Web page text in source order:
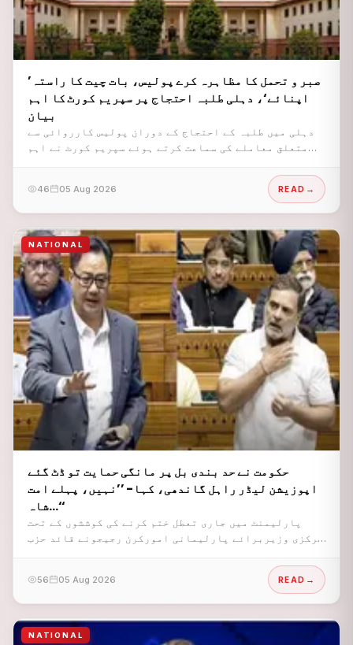
’صبر و تحمل کا مظاہرہ کرے پولیس، بات چیت کا راستہ
اپنائے‘، دہلی طلبہ احتجاج پر سپریم کورٹ کا اہم
بیان
دہلی میں طلبہ کے احتجاج کے دوران پولیس کارروائی سے
متعلق معاملے کی سماعت کرتے ہوئے سپریم کورٹ نے اہم
46 05 Aug 2026 READ
NATIONAL
حکومت نے حد بندی بل پر مانگی حمایت تو ڈٹ گئے
اپوزیشن لیڈر راہل گاندھی، کہا- ’’نہیں، پہلے امت
شاہ…‘‘
پارلیمنٹ میں جاری تعطل ختم کرنے کی کوششوں کے تحت
مرکزی وزیربرائے پارلیمانی امورکرن رجیجونے قائد حزب
56 05 Aug 2026 READ
NATIONAL